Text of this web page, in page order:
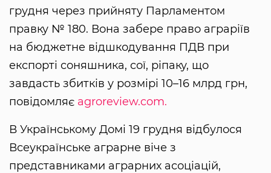
грудня через прийняту Парламентом
правку № 180. Вона забере право аграріїв
на бюджетне відшкодування ПДВ при
експорті соняшника, сої, ріпаку, що
завдасть збитків у розмірі 10–16 млрд грн,
повідомляє agroreview.com.
В Українському Домі 19 грудня відбулося
Всеукраїнське аграрне віче з
представниками аграрних асоціацій,